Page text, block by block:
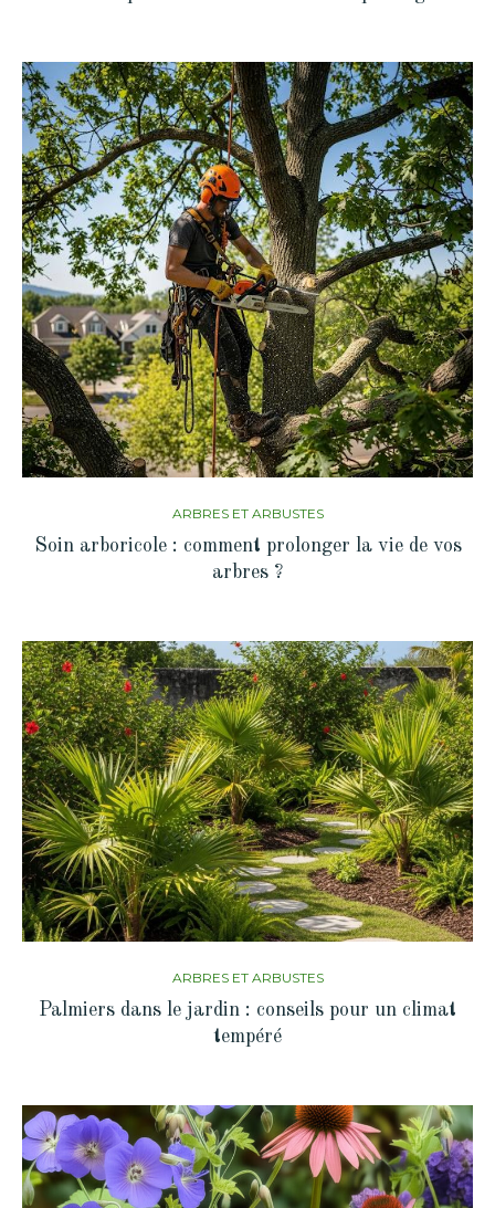
ARBRES ET ARBUSTES
Soin arboricole : comment prolonger la vie de vos
arbres ?
ARBRES ET ARBUSTES
Palmiers dans le jardin : conseils pour un climat
tempéré